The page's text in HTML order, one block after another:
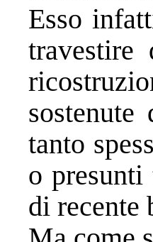
Esso
tanto
o
di recente